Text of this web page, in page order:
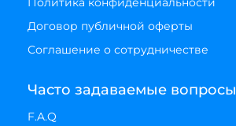
Договор публичной оферты
Соглашение о сотрудничестве
Часто задаваемые вопросы
F.A.Q